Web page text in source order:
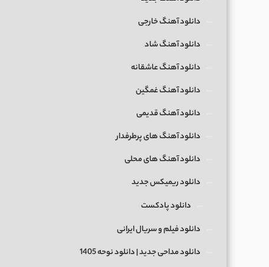
دانلود آهنگ خارجی
دانلود آهنگ شاد
دانلود آهنگ عاشقانه
دانلود آهنگ غمگین
دانلود آهنگ قدیمی
دانلود آهنگ های پرطرفدار
دانلود آهنگ های محلی
دانلود ریمیکس جدید
دانلود پادکست
دانلود فیلم و سریال ایرانی
دانلود مداحی جدید | دانلود نوحه 1405